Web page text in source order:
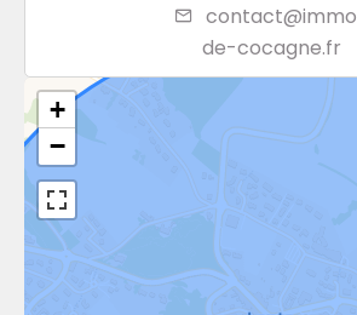
de-cocagne.fr
+
−